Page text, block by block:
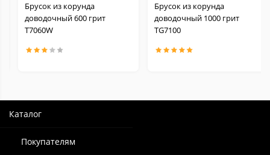
Брусок из корунда
доводочный 600 грит
Т7060W
Брусок из корунда
доводочный 1000 грит
TG7100
Каталог
Покупателям